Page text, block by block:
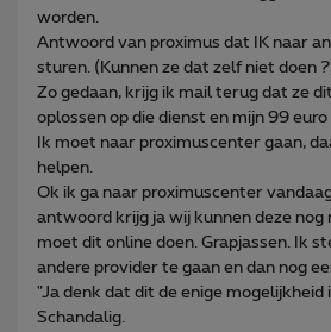
worden.
Antwoord van proximus dat IK naar
sturen. (Kunnen ze dat zelf niet doen
Zo gedaan, krijg ik mail terug dat ze
oplossen op die dienst en mijn 99
Ik moet naar proximuscenter gaan,
helpen.
Ok ik ga naar proximuscenter
antwoord krijg ja wij kunnen deze nog
moet dit online doen. Grapjassen. Ik
andere provider te gaan en dan nog
"Ja denk dat dit de enige mogelijkheid
Schandalig.